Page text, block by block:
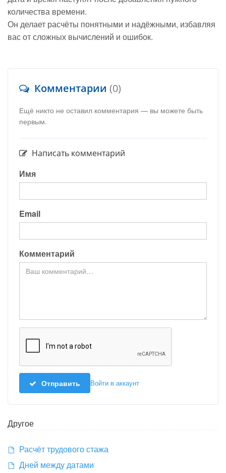
количества времени.
Он делает расчёты понятными и надёжными, избавляя
вас от сложных вычислений и ошибок.
Комментарии (0)
Ещё никто не оставил комментария — вы можете быть
первым.
Написать комментарий
Имя
Email
Комментарий
Отправить Войти в аккаунт
Другое
Расчёт трудового стажа
Дней между датами